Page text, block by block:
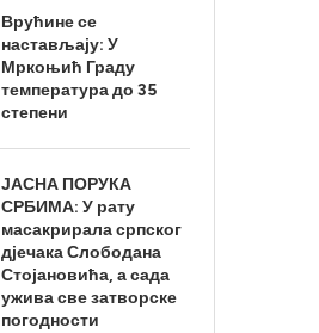
Врућине се
настављају: У
Мркоњић Граду
температура до 35
степени
ЈАСНА ПОРУКА
СРБИМА: У рату
масакрирала српског
дјечака Слободана
Стојановића, а сада
ужива све затворске
погодности